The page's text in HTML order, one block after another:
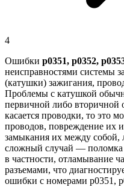
4
Ошибки p0351, p0352,
неисправностями системы
(катушки) зажигания,
Проблемы с катушкой
первичной либо вторичной
касается проводки, то это
проводов, повреждение их
замыкания их между собой,
сложный случай — поломка
в частности, отламывание
разъемами, что
ошибки с номерами p0351,